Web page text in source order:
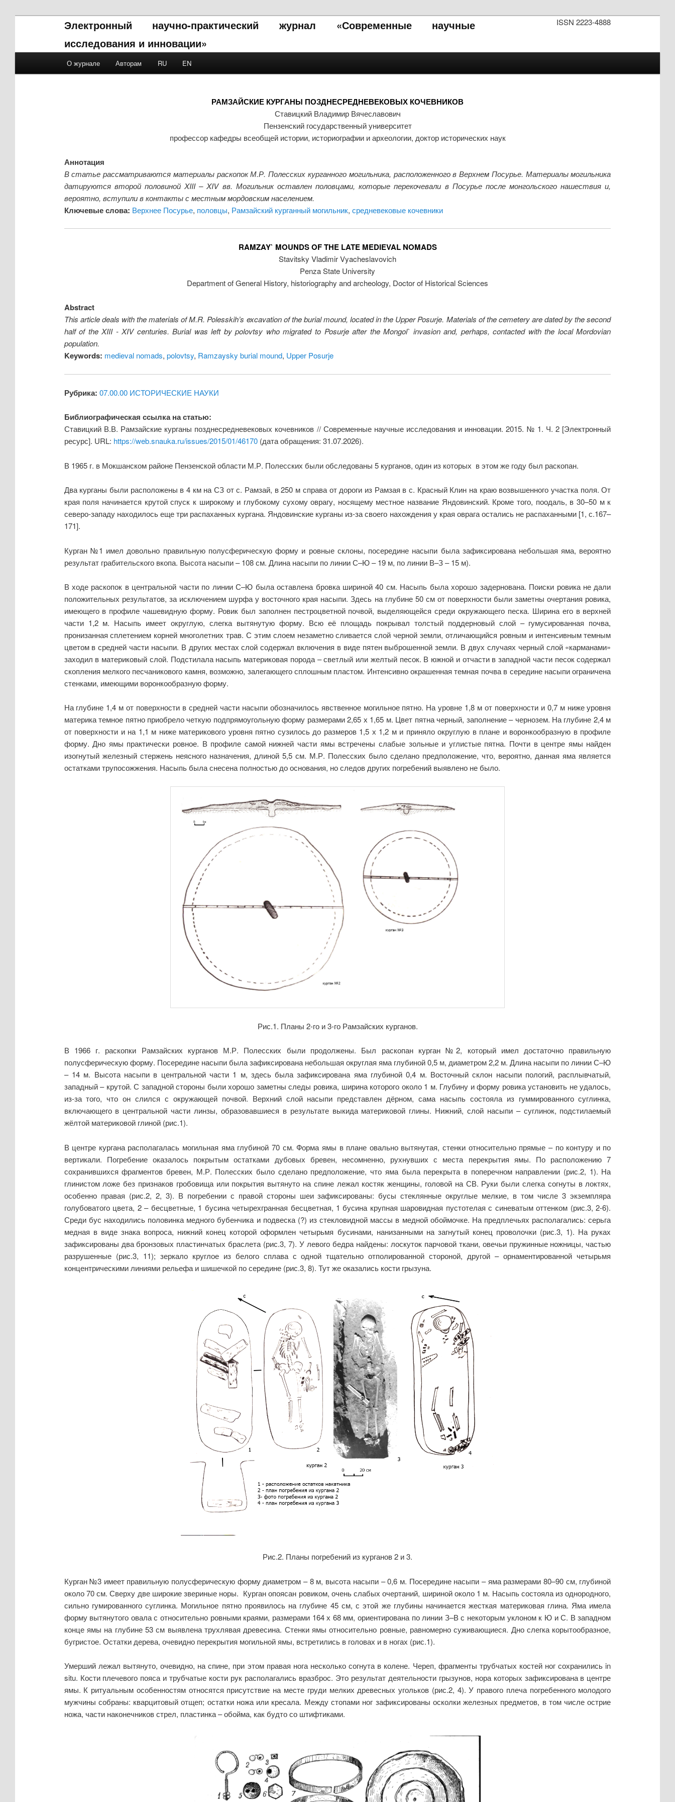
ISSN 2223-4888
Электронный научно-практический журнал «Современные научные
исследования и инновации»
Skip to primary content
Skip to secondary content
О журнале Авторам RU EN
РАМЗАЙСКИЕ КУРГАНЫ ПОЗДНЕСРЕДНЕВЕКОВЫХ КОЧЕВНИКОВ
Ставицкий Владимир Вячеславович
Пензенский государственный университет
профессор кафедры всеобщей истории, историографии и археологии, доктор исторических наук
Аннотация
В статье рассматриваются материалы раскопок М.Р. Полесских курганного могильника, расположенного в Верхнем Посурье. Материалы могильника
датируются второй половиной XIII – XIV вв. Могильник оставлен половцами, которые перекочевали в Посурье после монгольского нашествия и,
вероятно, вступили в контакты с местным мордовским населением.
Ключевые слова: Верхнее Посурье, половцы, Рамзайский курганный могильник, средневековые кочевники
RAMZAY` MOUNDS OF THE LATE MEDIEVAL NOMADS
Stavitsky Vladimir Vyacheslavovich
Penza State University
Department of General History, historiography and archeology, Doctor of Historical Sciences
Abstract
This article deals with the materials of M.R. Polesskih’s excavation of the burial mound, located in the Upper Posurje. Materials of the cemetery are dated by the second
half of the XIII - XIV centuries. Burial was left by polovtsy who migrated to Posurje after the Mongol` invasion and, perhaps, contacted with the local Mordovian
population.
Keywords: medieval nomads, polovtsy, Ramzaysky burial mound, Upper Posurje
Рубрика: 07.00.00 ИСТОРИЧЕСКИЕ НАУКИ
Библиографическая ссылка на статью:
Ставицкий В.В. Рамзайские курганы позднесредневековых кочевников // Современные научные исследования и инновации. 2015. № 1. Ч. 2 [Электронный
ресурс]. URL: https://web.snauka.ru/issues/2015/01/46170(дата обращения: 31.07.2026).
В 1965 г. в Мокшанском районе Пензенской области М.Р. Полесских были обследованы 5 курганов, один из которых в этом же году был раскопан.
Два курганы были расположены в 4 км на СЗ от с. Рамзай, в 250 м справа от дороги из Рамзая в с. Красный Клин нa краю возвышенного участка поля. От
края поля начинается крутой спуск к широкому и глубокому сухому оврагу, носящему местное название Яндовинский. Кроме того, поодаль, в 30–50 м к
северо-западу находилось еще три распаханных кургана. Яндовинские курганы из-за своего нахождения у края оврага остались не распаханными [1, с.167–
171].
Курган №1 имел довольно правильную полусферическую форму и ровные склоны, посередине насыпи была зафиксирована небольшая яма, вероятно
результат грабительского вкопа. Высота насыпи – 108 см. Длина насыпи по линии С–Ю – 19 м, по линии В–З – 15 м).
В ходе раскопок в центральной части по линии С–Ю была оставлена бровка шириной 40 см. Насыпь была хорошо задернована. Поиски ровика не дали
положительных результатов, за исключением шурфа у восточного края насыпи. Здесь на глубине 50 см от поверхности были заметны очертания ровика,
имеющего в профиле чашевидную форму. Ровик был заполнен пестроцветной почвой, выделяющейся среди окружающего песка. Ширина его в верхней
части 1,2 м. Насыпь имеет округлую, слегка вытянутую форму. Всю её площадь покрывал толстый поддерновый слой – гумусированная почва,
пронизанная сплетением корней многолетних трав. С этим слоем незаметно сливается слой черной земли, отличающийся ровным и интенсивным темным
цветом в средней части насыпи. В других местах слой содержал включения в виде пятен выброшенной земли. В двух случаях черный слой «карманами»
заходил в материковый слой. Подстилала насыпь материковая порода – светлый или желтый песок. В южной и отчасти в западной части песок содержал
скопления мелкого песчаникового камня, возможно, залегающего сплошным пластом. Интенсивно окрашенная темная почва в середине насыпи ограничена
стенками, имеющими воронкообразную форму.
На глубине 1,4 м от поверхности в средней части насыпи обозначилось явственное могильное пятно. На уровне 1,8 м от поверхности и 0,7 м ниже уровня
материка темное пятно приобрело четкую подпрямоугольную форму размерами 2,65 х 1,65 м. Цвет пятна черный, заполнение – чернозем. На глубине 2,4 м
от поверхности и на 1,1 м ниже материкового уровня пятно сузилось до размеров 1,5 х 1,2 м и приняло округлую в плане и воронкообразную в профиле
форму. Дно ямы практически ровное. В профиле самой нижней части ямы встречены слабые зольные и углистые пятна. Почти в центре ямы найден
изогнутый железный стержень неясного назначения, длиной 5,5 см. М.Р. Полесских было сделано предположение, что, вероятно, данная яма является
остатками трупосожжения. Насыпь была снесена полностью до основания, но следов других погребений выявлено не было.
Рис.1. Планы 2-го и 3-го Рамзайских курганов.
В 1966 г. раскопки Рамзайских курганов М.Р. Полесских были продолжены. Был раскопан курган №2, который имел достаточно правильную
полусферическую форму. Посередине насыпи была зафиксирована небольшая округлая яма глубиной 0,5 м, диаметром 2,2 м. Длина насыпи по линии С–Ю
– 14 м. Высота насыпи в центральной части 1 м, здесь была зафиксирована яма глубиной 0,4 м. Восточный склон насыпи пологий, расплывчатый,
западный – крутой. С западной стороны были хорошо заметны следы ровика, ширина которого около 1 м. Глубину и форму ровика установить не удалось,
из-за того, что он слился с окружающей почвой. Верхний слой насыпи представлен дёрном, сама насыпь состояла из гуммированного суглинка,
включающего в центральной части линзы, образовавшиеся в результате выкида материковой глины. Нижний, слой насыпи – суглинок, подстилаемый
жёлтой материковой глиной (рис.1).
В центре кургана располагалась могильная яма глубиной 70 см. Форма ямы в плане овально вытянутая, стенки относительно прямые – по контуру и по
вертикали. Погребение оказалось покрытым остатками дубовых бревен, несомненно, рухнувших с места перекрытия ямы. По расположению 7
сохранившихся фрагментов бревен, М.Р. Полесских было сделано предположение, что яма была перекрыта в поперечном направлении (рис.2, 1). На
глинистом ложе без признаков гробовища или покрытия вытянуто на спине лежал костяк женщины, головой на СВ. Руки были слегка согнуты в локтях,
особенно правая (рис.2, 2, 3). В погребении с правой стороны шеи зафиксированы: бусы стеклянные округлые мелкие, в том числе 3 экземпляра
голубоватого цвета, 2 – бесцветные, 1 бусина четырехгранная бесцветная, 1 бусина крупная шаровидная пустотелая с синеватым оттенком (рис.3, 2-6).
Среди бус находились половинка медного бубенчика и подвеска (?) из стекловидной массы в медной обоймочке. На предплечьях располагались: серьга
медная в виде знака вопроса, нижний конец которой оформлен четырьмя бусинами, нанизанными на загнутый конец проволочки (рис.3, 1). На руках
зафиксированы два бронзовых пластинчатых браслета (рис.3, 7). У левого бедра найдены: лоскуток парчовой ткани, овечьи пружинные ножницы, частью
разрушенные (рис.3, 11); зеркало круглое из белого сплава с одной тщательно отполированной стороной, другой – орнаментированной четырьмя
концентрическими линиями рельефа и шишечкой по середине (рис.3, 8). Тут же оказались кости грызуна.
Рис.2. Планы погребений из курганов 2 и 3.
Курган №3 имеет правильную полусферическую форму диаметром – 8 м, высота насыпи – 0,6 м. Посередине насыпи – яма размерами 80–90 см, глубиной
около 70 см. Сверху две широкие звериные норы. Курган опоясан ровиком, очень слабых очертаний, шириной около 1 м. Насыпь состояла из однородного,
сильно гумированного суглинка. Могильное пятно проявилось на глубине 45 см, с этой же глубины начинается жесткая материковая глина. Яма имела
форму вытянутого овала с относительно ровными краями, размерами 164 х 68 мм, ориентирована по линии З–В с некоторым уклоном к Ю и С. В западном
конце ямы на глубине 53 см выявлена трухлявая древесина. Стенки ямы относительно ровные, равномерно суживающиеся. Дно слегка корытообразное,
бугристое. Остатки дерева, очевидно перекрытия могильной ямы, встретились в головах и в ногах (рис.1).
Умерший лежал вытянуто, очевидно, на спине, при этом правая нога несколько согнута в колене. Череп, фрагменты трубчатых костей ног сохранились in
situ. Кости плечевого пояса и трубчатые кости рук располагались вразброс. Это результат деятельности грызунов, нора которых зафиксирована в центре
ямы. К ритуальным особенностям относятся присутствие на месте груди мелких древесных угольков (рис.2, 4). У правого плеча погребенного молодого
мужчины собраны: кварцитовый отщеп; остатки ножа или кресала. Между стопами ног зафиксированы осколки железных предметов, в том числе острие
ножа, части наконечников стрел, пластинка – обойма, как будто со штифтиками.